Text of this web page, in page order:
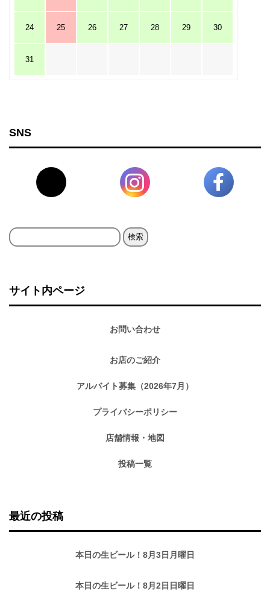
24 25 26 27 28 29 30
31
SNS
検
サイト内ページ
お問い合わせ
お店のご紹介
アルバイト募集（2026年7月）
プライバシーポリシー
店舗情報・地図
投稿一覧
最近の投稿
本日の生ビール！8月3日月曜日
本日の生ビール！8月2日日曜日